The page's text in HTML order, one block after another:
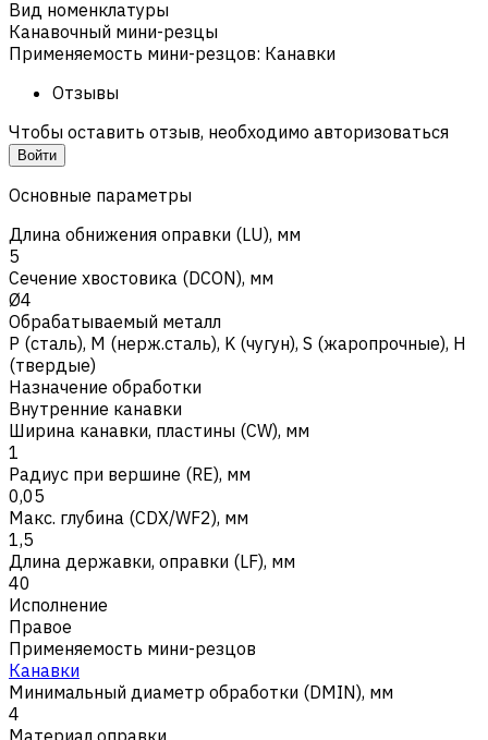
Вид номенклатуры
Канавочный мини-резцы
Применяемость мини-резцов: Канавки
Отзывы
Чтобы оставить отзыв, необходимо авторизоваться
Войти
Основные параметры
Длина обнижения оправки (LU), мм
5
Сечение хвостовика (DCON), мм
Ø4
Обрабатываемый металл
Р (сталь), M (нерж.сталь), K (чугун), S (жаропрочные), H
(твердые)
Назначение обработки
Внутренние канавки
Ширина канавки, пластины (CW), мм
1
Радиус при вершине (RE), мм
0,05
Макс. глубина (CDX/WF2), мм
1,5
Длина державки, оправки (LF), мм
40
Исполнение
Правое
Применяемость мини-резцов
Канавки
Минимальный диаметр обработки (DMIN), мм
4
Материал оправки